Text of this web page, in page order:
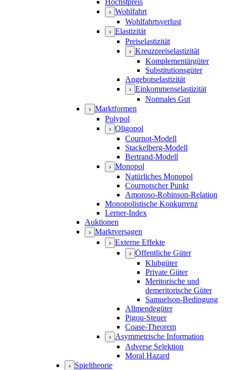
Höchstpreis
› Wohlfahrt
Wohlfahrtsverlust
› Elastizität
Preiselastizität
› Kreuzpreiselastizität
Komplementärgüter
Substitutionsgüter
Angebotselastizität
› Einkommenselastizität
Normales Gut
› Marktformen
Polypol
› Oligopol
Cournot-Modell
Stackelberg-Modell
Bertrand-Modell
› Monopol
Natürliches Monopol
Cournotscher Punkt
Amoroso-Robinson-Relation
Monopolistische Konkurrenz
Lerner-Index
Auktionen
› Marktversagen
› Externe Effekte
› Öffentliche Güter
Klubgüter
Private Güter
Meritorische und
demeritorische Güter
Samuelson-Bedingung
Allmendegüter
Pigou-Steuer
Coase-Theorem
› Asymmetrische Information
Adverse Selektion
Moral Hazard
› Spieltheorie